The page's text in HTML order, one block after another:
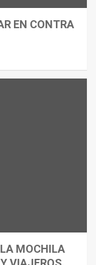
EN CONTRA
MOCHILA